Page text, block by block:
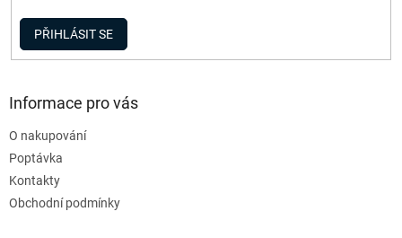
PŘIHLÁSIT SE
Informace pro vás
O nakupování
Poptávka
Kontakty
Obchodní podmínky